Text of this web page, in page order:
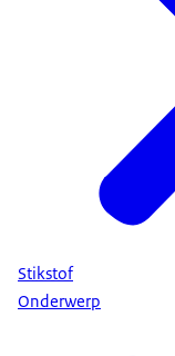
Stikstof
Onderwerp